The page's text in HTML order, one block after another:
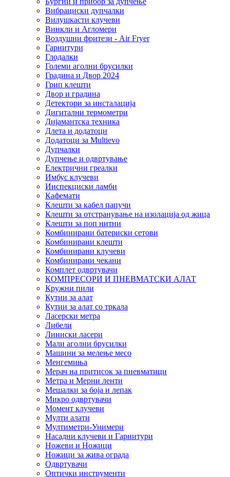
Вибрациски дупчалки
Вилушкасти клучеви
Винкли и Агломери
Воздушни фритези - Air Fryer
Гарнитури
Глодалки
Големи аголни брусилки
Градина и Двор 2024
Грип клешти
Двор и градина
Детектори за инсталација
Дигитални термометри
Дијамантска техника
Длета и додатоци
Додатоци за Multievo
Дупчалки
Дупчење и одвртување
Електрични греалки
Имбус клучеви
Инспекциски ламби
Кафемати
Клешти за кабел папучи
Клешти за отстранување на изолација од жица
Клешти за поп нитни
Комбинирани батериски сетови
Комбинирани клешти
Комбинирани клучеви
Комбинирани чекани
Комплет одвртувачи
КОМПРЕСОРИ И ПНЕВМАТСКИ АЛАТ
Кружни пили
Кутии за алат
Кутии за алат со тркала
Ласерски метра
Либели
Линиски ласери
Мали аголни брусилки
Машини за мелење месо
Менгемиња
Мерач на притисок за пневматици
Метра и Мерни ленти
Мешалки за боја и лепак
Микро одвртувачи
Момент клучеви
Мулти алати
Мултиметри-Унимери
Насадни клучеви и Гарнитури
Ножеви и Ножици
Ножици за жива ограда
Одвртувачи
Оптички инструменти